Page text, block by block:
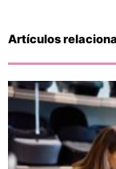
Artículos